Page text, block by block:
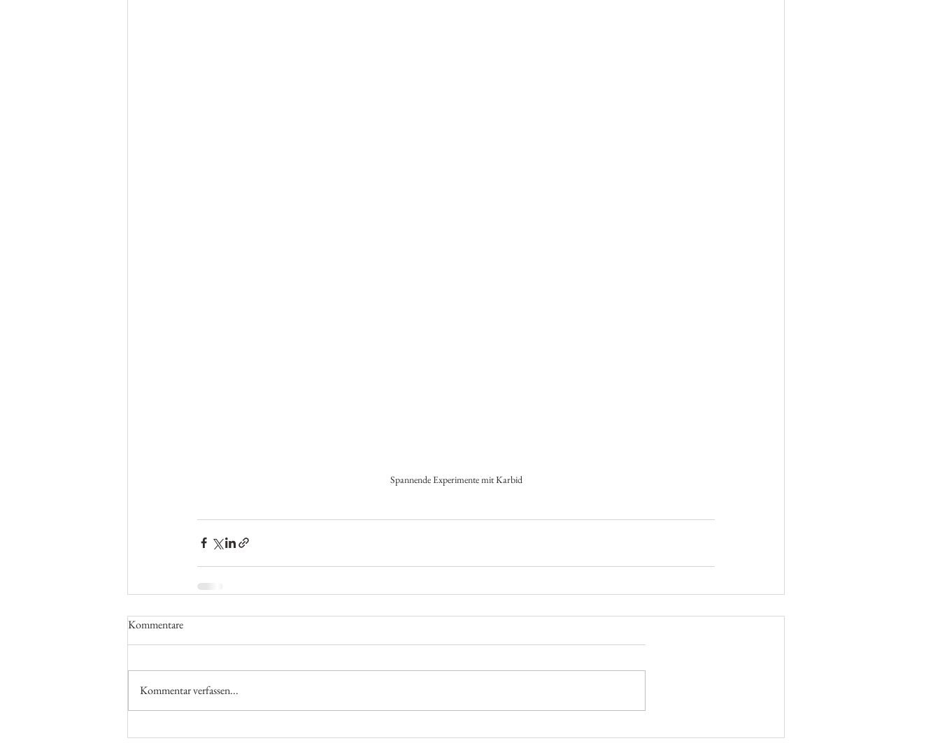
Spannende Experimente mit Karbid
Kommentare
Kommentar verfassen...